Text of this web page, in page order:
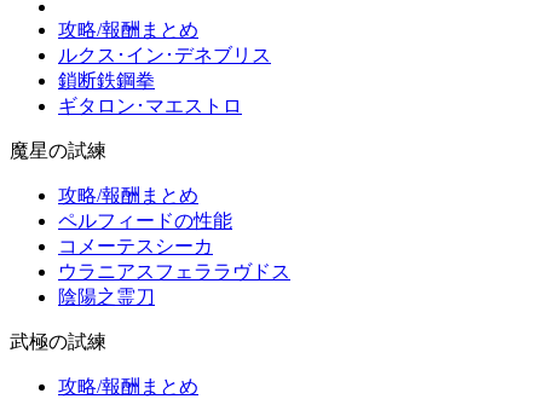
攻略/報酬まとめ
ルクス･イン･デネブリス
鎖断鉄鋼拳
ギタロン･マエストロ
魔星の試練
攻略/報酬まとめ
ペルフィードの性能
コメーテスシーカ
ウラニアスフェララヴドス
陰陽之霊刀
武極の試練
攻略/報酬まとめ